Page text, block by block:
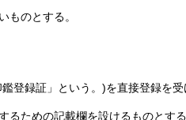
ものとする。
登録証」という。)を直接登録を
るための記載欄を設けるものとする